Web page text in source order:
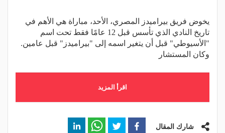
يخوض فريق بيراميدز المصري، الأحد، مباراة هي الأهم في
تاريخ النادي الذي تأسس قبل 12 عامًا فقط تحت اسم
"الأسيوطي" قبل أن يتغير اسمه إلى "بيراميدز" قبل عامين.
وكان المستشار
اقرأ المزيد
شارك المقال